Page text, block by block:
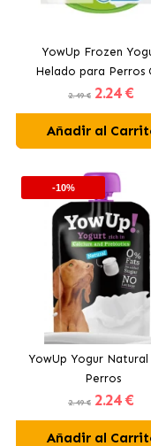
YowUp Frozen
Helado para Perros
Pollo y Manzana
2.49 € 2.24 €
Añadir al
-10%
YowUp Yogur Natural
Perros
2.49 € 2.24 €
Añadir al